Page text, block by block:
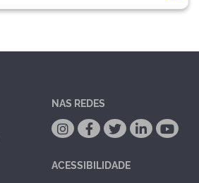
NAS REDES
ACESSIBILIDADE